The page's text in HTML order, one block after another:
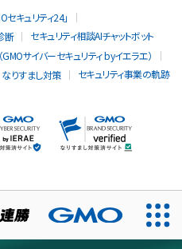
キュリティ24」
断
セキュリティ相談AIチャットボット
サイバーセキュリティ byイエラエ）
なりすまし対策 セキュリティ事業の軌跡
提供および品質向上とトラフィッ